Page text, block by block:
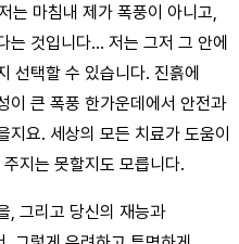
는 마침내 제가 폭풍이 아니고,
는 것입니다… 저는 그저 그 안에
선택할 수 있습니다. 진흙에
이 큰 폭풍 한가운데에서 안전과
요. 세상의 모든 치료가 도움이
지는 못할지도 모릅니다.
, 그리고 당신의 재능과